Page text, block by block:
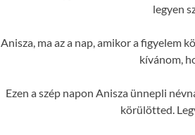
legyen
Anisza, ma az a nap, amikor a figyelem
kívánom,
Ezen a szép napon Anisza ünnepli
körülötted.